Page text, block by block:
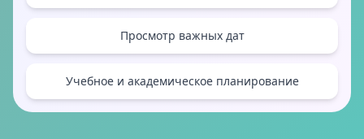
Просмотр важных дат
Учебное и академическое планирование